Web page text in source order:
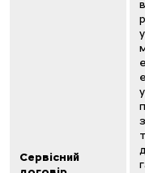
Сервісний